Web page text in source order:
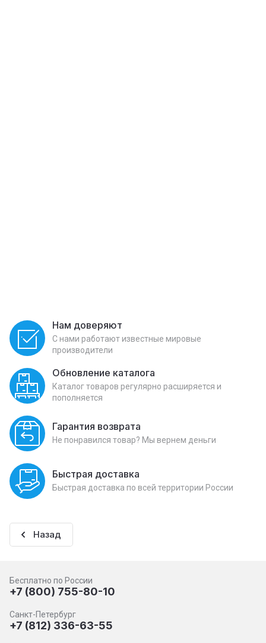
Нам доверяют
С нами работают известные мировые
производители
Обновление каталога
Каталог товаров регулярно расширяется и
пополняется
Гарантия возврата
Не понравился товар? Мы вернем деньги
Быстрая доставка
Быстрая доставка по всей территории России
Назад
Бесплатно по России
+7 (800) 755-80-10
Санкт-Петербург
+7 (812) 336-63-55